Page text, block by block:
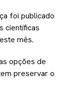
foi publicado
científicas
mês.
opções de
preservar o